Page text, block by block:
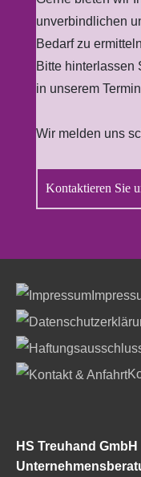
unverbindlichen
Bedarf zu
Bitte hinterlassen
in unserem
Wir melden uns
Kontaktieren Sie
HS Treuhand GmbH